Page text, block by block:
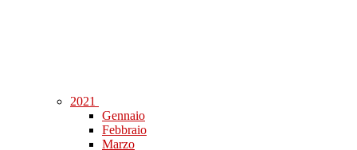
2021
Gennaio
Febbraio
Marzo